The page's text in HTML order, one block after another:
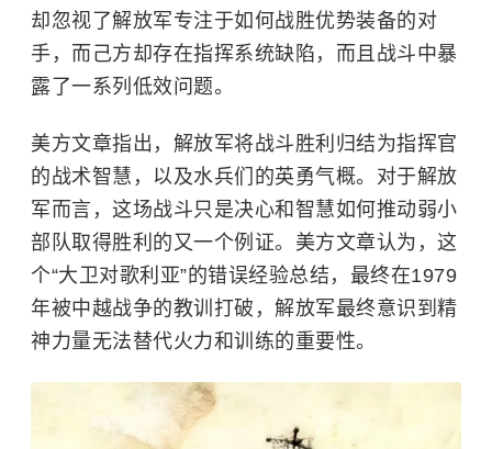
却忽视了解放军专注于如何战胜优势装备的对
手，而己方却存在指挥系统缺陷，而且战斗中暴
露了一系列低效问题。
美方文章指出，解放军将战斗胜利归结为指挥官
的战术智慧，以及水兵们的英勇气概。对于解放
军而言，这场战斗只是决心和智慧如何推动弱小
部队取得胜利的又一个例证。美方文章认为，这
个“大卫对歌利亚”的错误经验总结，最终在1979
年被中越战争的教训打破，解放军最终意识到精
神力量无法替代火力和训练的重要性。